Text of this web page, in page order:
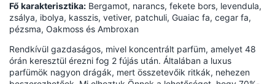
Fő karakterisztika: Bergamot, narancs, fekete bors, levendula,
zsálya, ibolya, kasszis, vetiver, patchuli, Guaiac fa, cegar fa,
pézsma, Oakmoss és Ambroxan
Rendkívül gazdaságos, mivel koncentrált parfüm, amelyet 48
órán keresztül érezni fog 2 fújás után. Általában a luxus
parfümök nagyon drágák, mert összetevőik ritkák, nehezen